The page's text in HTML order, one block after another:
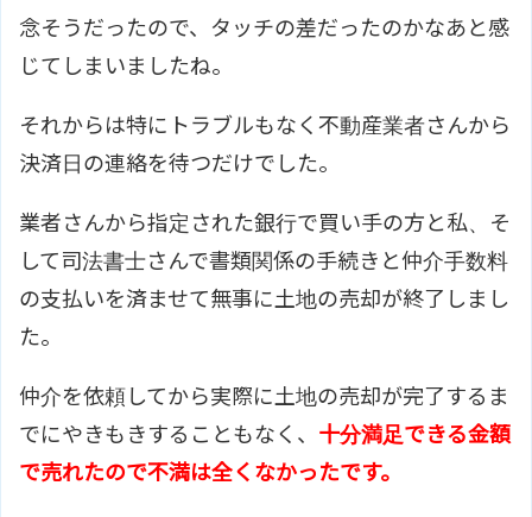
念そうだったので、タッチの差だったのかなあと感
じてしまいましたね。
それからは特にトラブルもなく不動産業者さんから
決済日の連絡を待つだけでした。
業者さんから指定された銀行で買い手の方と私、そ
して司法書士さんで書類関係の手続きと仲介手数料
の支払いを済ませて無事に土地の売却が終了しまし
た。
仲介を依頼してから実際に土地の売却が完了するま
でにやきもきすることもなく、 十分満足できる金額
で売れたので不満は全くなかったです。